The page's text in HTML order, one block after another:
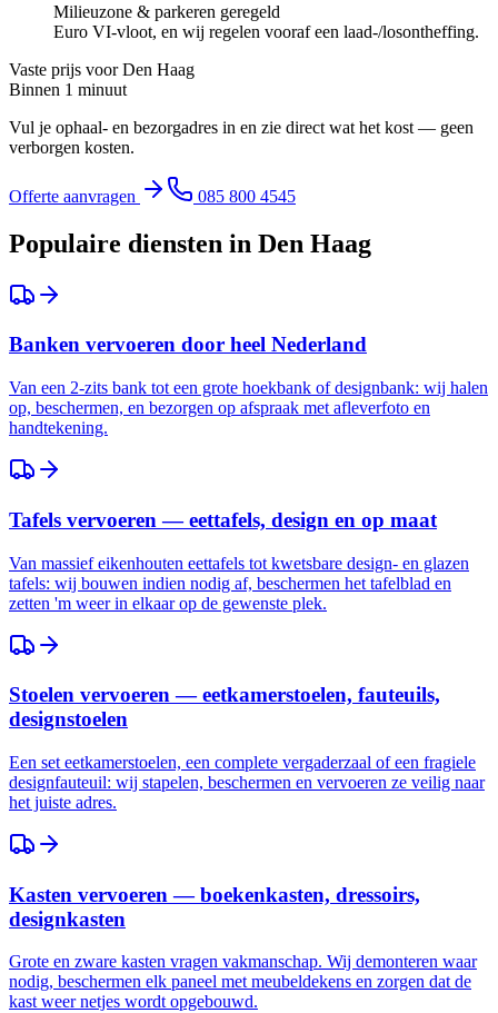
Milieuzone & parkeren geregeld
Euro VI-vloot, en wij regelen vooraf een laad-/losontheffing.
Vaste prijs voorDen Haag
Binnen 1 minuut
Vul je ophaal- en bezorgadres in en zie direct wat het kost — geen
verborgen kosten.
Offerte aanvragen 085 800 4545
Populaire diensten in Den Haag
Banken vervoeren door heel Nederland
Van een 2-zits bank tot een grote hoekbank of designbank: wij halen
op, beschermen, en bezorgen op afspraak met afleverfoto en
handtekening.
Tafels vervoeren — eettafels, design en op maat
Van massief eikenhouten eettafels tot kwetsbare design- en glazen
tafels: wij bouwen indien nodig af, beschermen het tafelblad en
zetten 'm weer in elkaar op de gewenste plek.
Stoelen vervoeren — eetkamerstoelen, fauteuils,
designstoelen
Een set eetkamerstoelen, een complete vergaderzaal of een fragiele
designfauteuil: wij stapelen, beschermen en vervoeren ze veilig naar
het juiste adres.
Kasten vervoeren — boekenkasten, dressoirs,
designkasten
Grote en zware kasten vragen vakmanschap. Wij demonteren waar
nodig, beschermen elk paneel met meubeldekens en zorgen dat de
kast weer netjes wordt opgebouwd.